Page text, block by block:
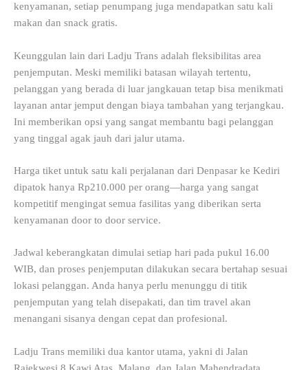
kenyamanan, setiap penumpang juga mendapatkan satu kali
makan dan snack gratis.
Keunggulan lain dari Ladju Trans adalah fleksibilitas area
penjemputan. Meski memiliki batasan wilayah tertentu,
pelanggan yang berada di luar jangkauan tetap bisa menikmati
layanan antar jemput dengan biaya tambahan yang terjangkau.
Ini memberikan opsi yang sangat membantu bagi pelanggan
yang tinggal agak jauh dari jalur utama.
Harga tiket untuk satu kali perjalanan dari Denpasar ke Kediri
dipatok hanya Rp210.000 per orang—harga yang sangat
kompetitif mengingat semua fasilitas yang diberikan serta
kenyamanan door to door service.
Jadwal keberangkatan dimulai setiap hari pada pukul 16.00
WIB, dan proses penjemputan dilakukan secara bertahap sesuai
lokasi pelanggan. Anda hanya perlu menunggu di titik
penjemputan yang telah disepakati, dan tim travel akan
menangani sisanya dengan cepat dan profesional.
Ladju Trans memiliki dua kantor utama, yakni di Jalan
Rajekwesi 8 Kawi Atas, Malang, dan Jalan Mahendradata